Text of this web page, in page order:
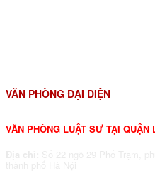
VĂN PHÒNG ĐẠI DIỆN
VĂN PHÒNG LUẬT SƯ TẠI QUẬN